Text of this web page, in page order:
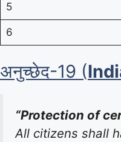
5
6
अनुच्छेद-19 (
“Protection of
All citizens shall